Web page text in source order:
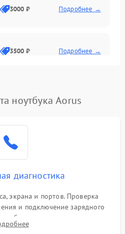
3000 ₽ Подробнее →
3500 ₽ Подробнее →
2500 ₽ Подробнее →
2000 ₽
ноутбука Aorus
диагностика
экрана и портов. Проверка
и подключение зарядного
тока с помощью
для локализации проблемы.